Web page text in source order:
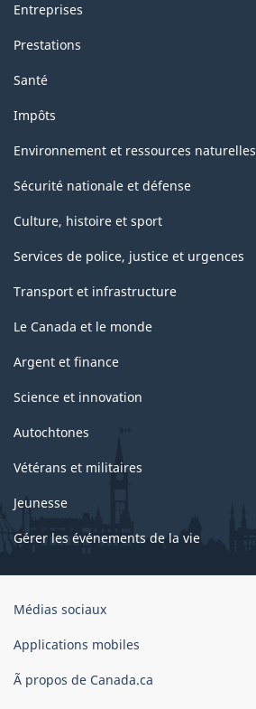
Entreprises
Prestations
Santé
Impôts
Environnement et ressources naturelles
Sécurité nationale et défense
Culture, histoire et sport
Services de police, justice et urgences
Transport et infrastructure
Le Canada et le monde
Argent et finance
Science et innovation
Autochtones
Vétérans et militaires
Jeunesse
Gérer les événements de la vie
Organisation
gouvernement
Canada
Médias sociaux
Applications mobiles
Ã propos de Canada.ca